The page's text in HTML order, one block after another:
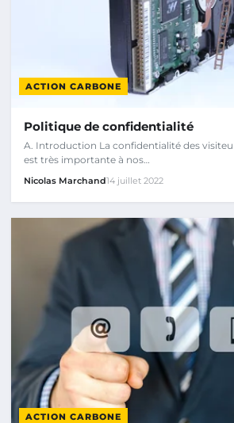
ACTION CARBONE
Politique de confidentialité
A. Introduction La confidentialité des
est très importante à nos…
Nicolas Marchand14 juillet 2022
ACTION CARBONE